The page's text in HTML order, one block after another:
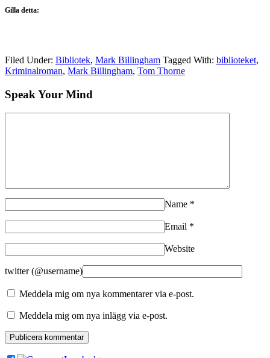
Gilla detta:
Filed Under: Bibliotek, Mark Billingham Tagged With: biblioteket,
Kriminalroman, Mark Billingham, Tom Thorne
Speak Your Mind
Name *
Email *
Website
twitter (@username)
Meddela mig om nya kommentarer via e-post.
Meddela mig om nya inlägg via e-post.